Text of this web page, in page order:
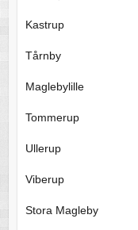
Kastrup
Tårnby
Maglebylille
Tommerup
Ullerup
Viberup
Stora Magleby